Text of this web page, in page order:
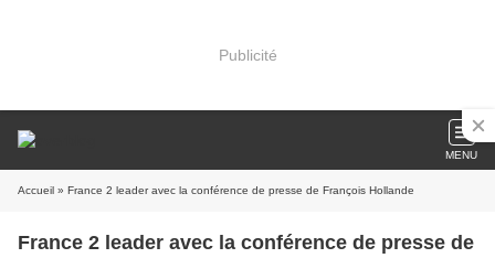
Publicité
MENU
Accueil » France 2 leader avec la conférence de presse de François Hollande
France 2 leader avec la conférence de presse de